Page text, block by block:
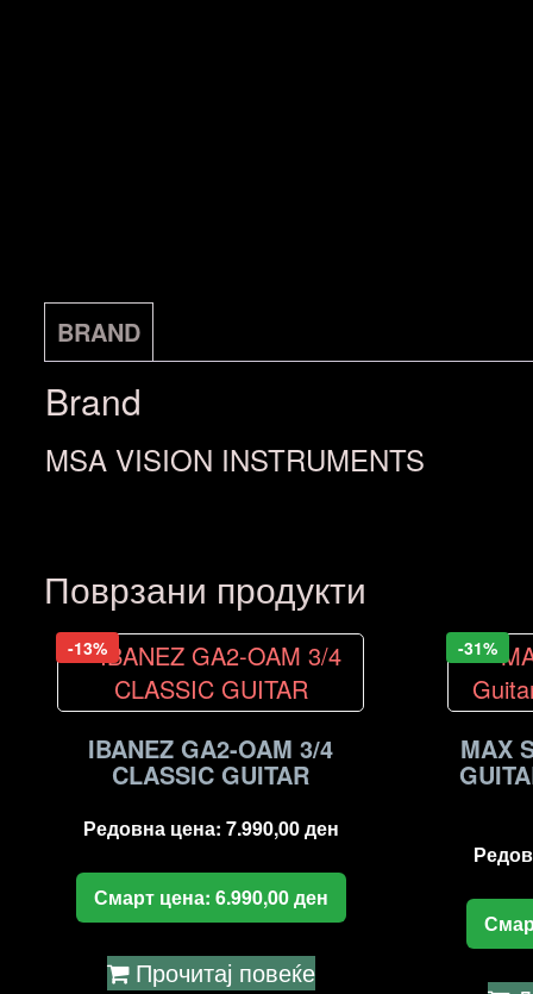
BRAND
Brand
MSA VISION INSTRUMENTS
Поврзани продукти
-13%
IBANEZ GA2-OAM 3/4
CLASSIC GUITAR
Редовна цена: 7.990,00ден
Смарт цена: 6.990,00ден
Прочитај повеќе
-31%
MAX